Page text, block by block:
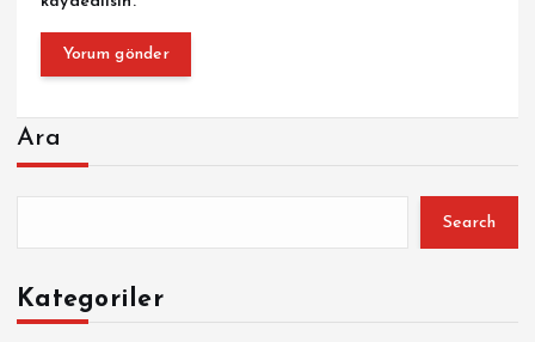
Ara
Search
Kategoriler